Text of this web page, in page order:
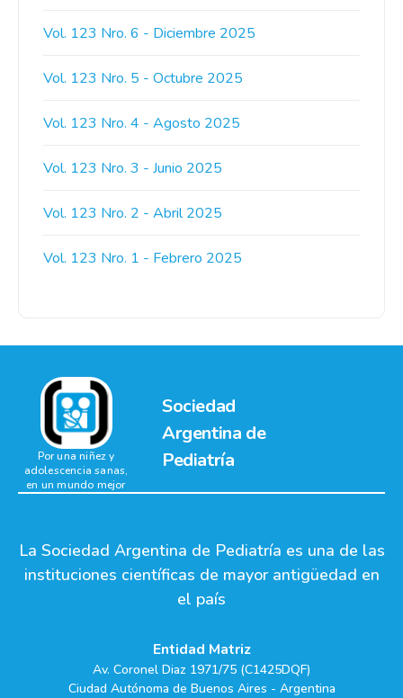
Vol. 123 Nro. 6 - Diciembre 2025
Vol. 123 Nro. 5 - Octubre 2025
Vol. 123 Nro. 4 - Agosto 2025
Vol. 123 Nro. 3 - Junio 2025
Vol. 123 Nro. 2 - Abril 2025
Vol. 123 Nro. 1 - Febrero 2025
Sociedad
Argentina de
Pediatría
Por una niñez y
adolescencia sanas,
en un mundo mejor
La Sociedad Argentina de Pediatría es una de las
instituciones científicas de mayor antigüedad en
el país
Entidad Matriz
Av. Coronel Diaz 1971/75 (C1425DQF)
Ciudad Autónoma de Buenos Aires - Argentina